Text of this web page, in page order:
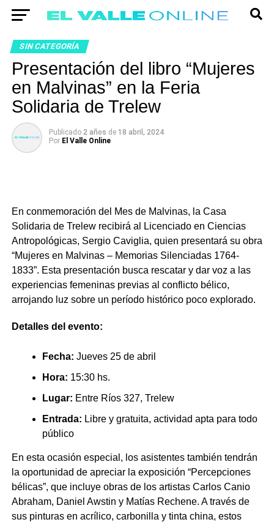
SIN CATEGORÍA
Presentación del libro “Mujeres
en Malvinas” en la Feria
Solidaria de Trelew
Publicado 2 años de 18 abril, 2024
Por El Valle Online
En conmemoración del Mes de Malvinas, la Casa
Solidaria de Trelew recibirá al Licenciado en Ciencias
Antropológicas, Sergio Caviglia, quien presentará su obra
“Mujeres en Malvinas – Memorias Silenciadas 1764-
1833”. Esta presentación busca rescatar y dar voz a las
experiencias femeninas previas al conflicto bélico,
arrojando luz sobre un período histórico poco explorado.
Detalles del evento:
Fecha: Jueves 25 de abril
Hora: 15:30 hs.
Lugar: Entre Ríos 327, Trelew
Entrada: Libre y gratuita, actividad apta para todo
público
En esta ocasión especial, los asistentes también tendrán
la oportunidad de apreciar la exposición “Percepciones
bélicas”, que incluye obras de los artistas Carlos Canio
Abraham, Daniel Awstin y Matías Rechene. A través de
sus pinturas en acrílico, carbonilla y tinta china, estos